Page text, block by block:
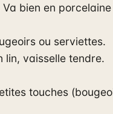
bien en porcelaine
ou serviettes.
lin, vaisselle tendre.
touches